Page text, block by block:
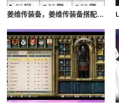
姜维传装备，姜维传装备搭配一览表最新